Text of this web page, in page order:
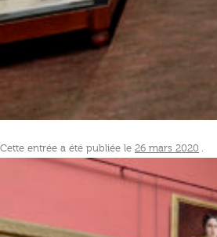
Cette entrée a été publiée le 26 mars 2020 .